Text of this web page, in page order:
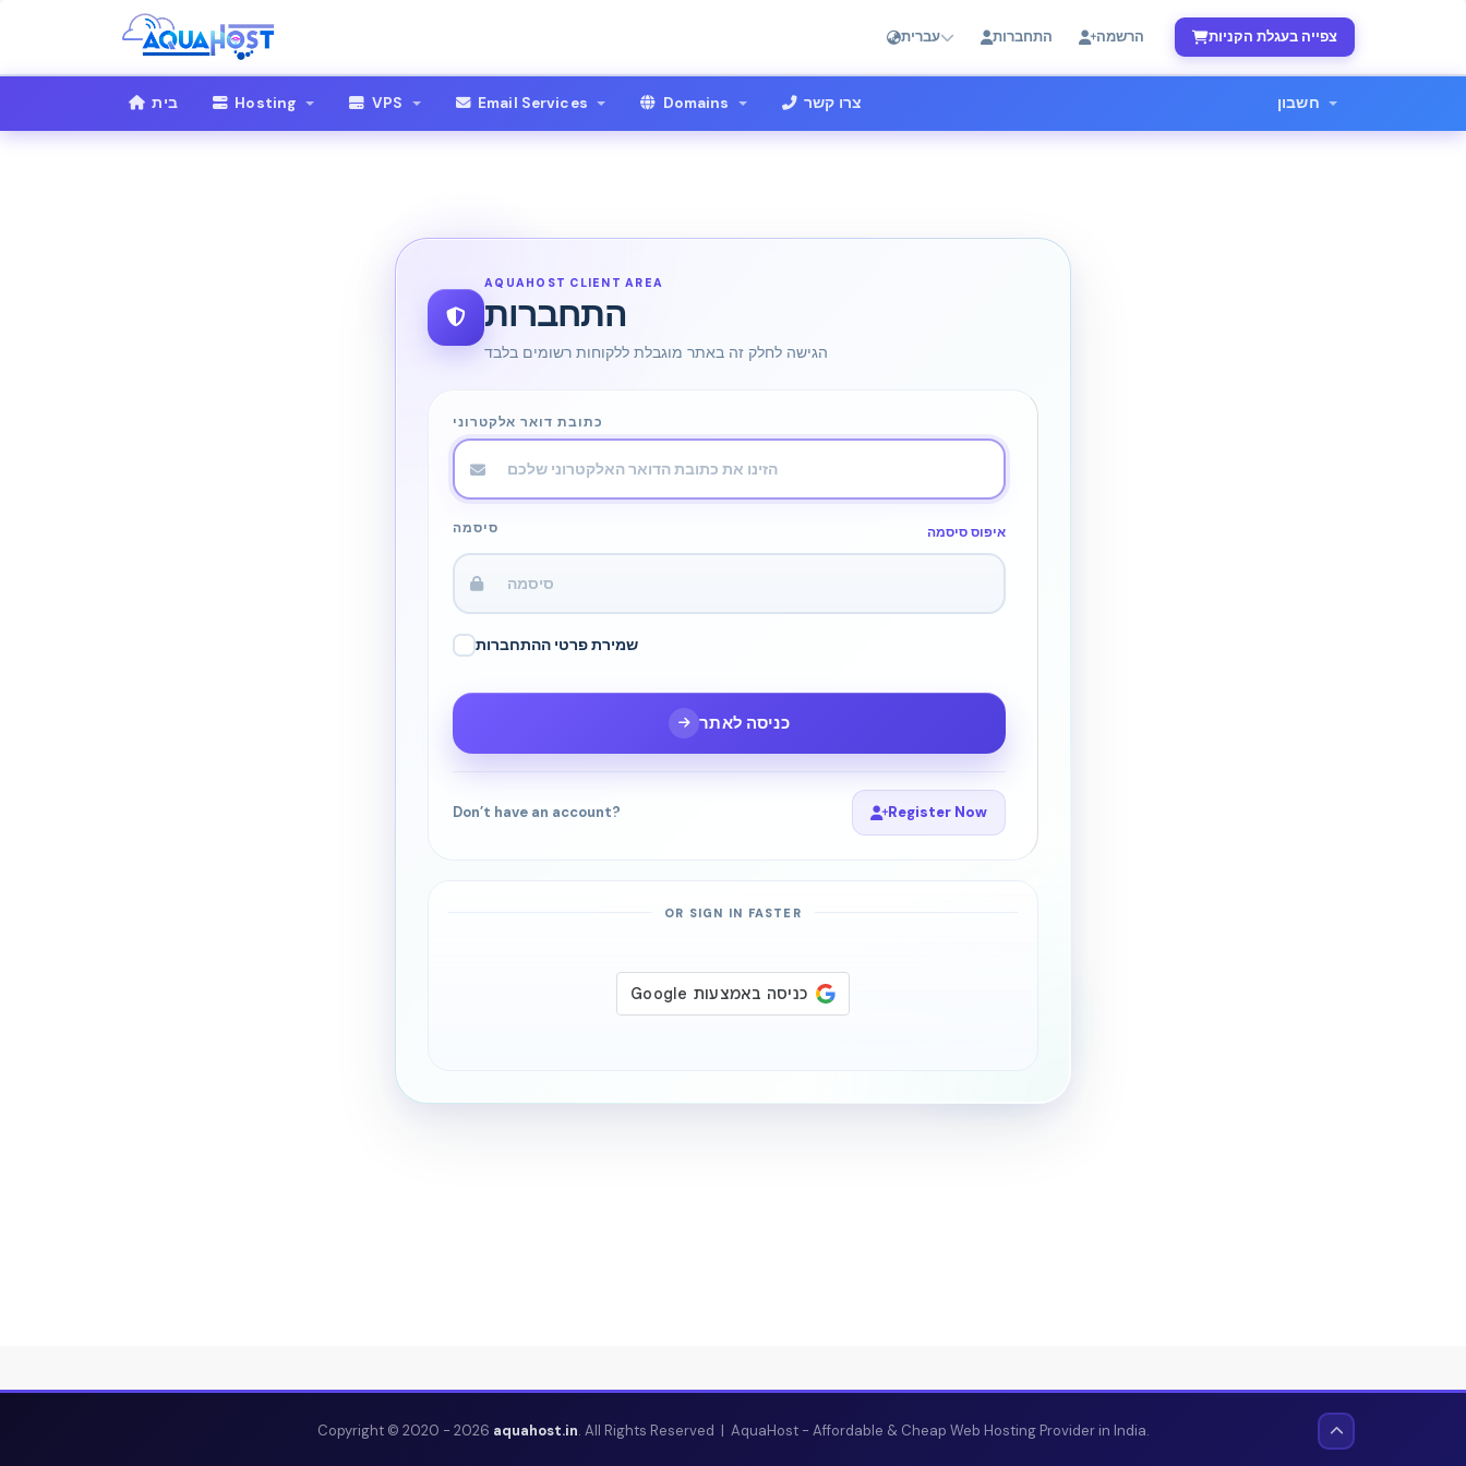
עברית התחברות הרשמה צפייה בעגלת הקניות
בית Hosting VPS Email Services Domains צרו קשר
AQUAHOST CLIENT AREA
התחברות
הגישה לחלק זה באתר מוגבלת ללקוחות רשומים בלבד
כתובת דואר אלקטרוני
סיסמה איפוס סיסמה
שמירת פרטי ההתחברות
כניסה לאתר
Don’t have an account? Register Now
OR SIGN IN FASTER
Copyright © 2020 - 2026 aquahost.in. All Rights Reserved | AquaHost - Affordable & Cheap Web Hosting Provider in India.